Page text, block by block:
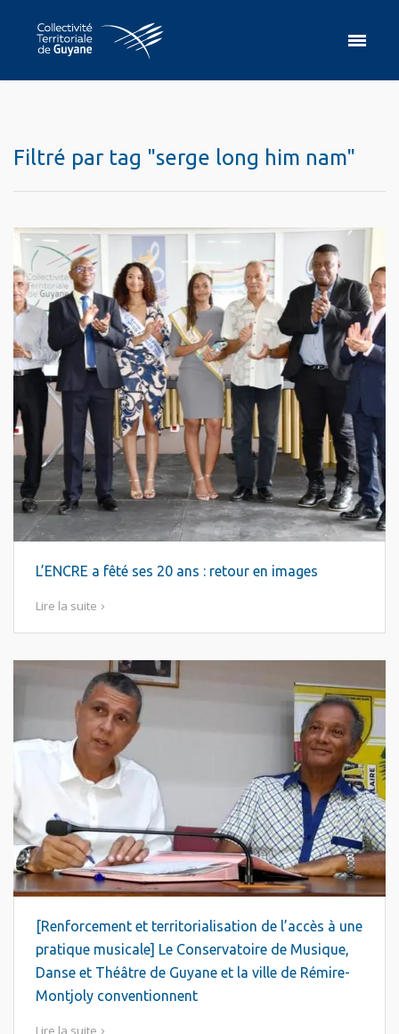
Filtré par tag "serge long him nam"
L’ENCRE a fêté ses 20 ans : retour en images
Lire la suite
[Renforcement et territorialisation de l’accès à une
pratique musicale] Le Conservatoire de Musique,
Danse et Théâtre de Guyane et la ville de Rémire-
Montjoly conventionnent